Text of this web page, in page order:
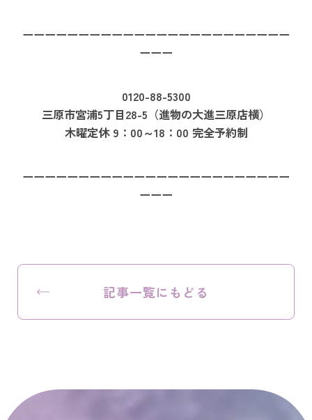
ーーーーーーーーーーーーーーーーーーーーーーーー
ーーー
0120-88-5300
三原市宮浦5丁目28-5（進物の大進三原店横）
木曜定休 9：00～18：00 完全予約制
ーーーーーーーーーーーーーーーーーーーーーーーー
ーーー
記事一覧にもどる